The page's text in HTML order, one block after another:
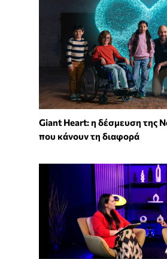
Giant Heart: η δέσμευση της
που κάνουν τη διαφορά